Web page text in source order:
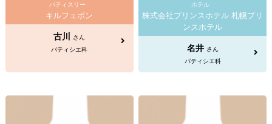
パティスリー
キルフェボン
古川
さん
パティシエ科
ホテル
株式会社プリンスホテル 札幌プリ
ンスホテル
名井 さん
パティシエ科